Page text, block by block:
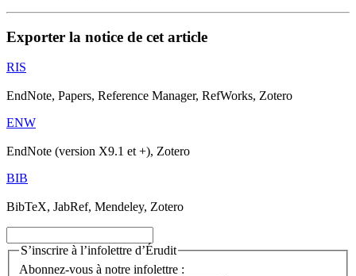
Exporter la notice de cet article
RIS
EndNote, Papers, Reference Manager, RefWorks, Zotero
ENW
EndNote (version X9.1 et +), Zotero
BIB
BibTeX, JabRef, Mendeley, Zotero
S’inscrire à l’infolettre d’Érudit
Abonnez-vous à notre infolettre :